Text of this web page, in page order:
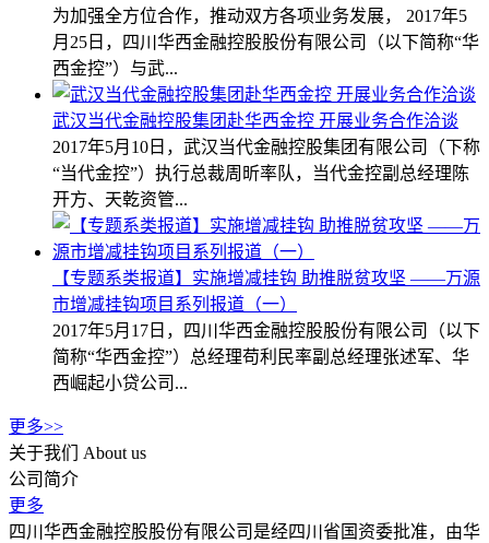
为加强全方位合作，推动双方各项业务发展， 2017年5
月25日，四川华西金融控股股份有限公司（以下简称“华
西金控”）与武...
武汉当代金融控股集团赴华西金控 开展业务合作洽谈
2017年5月10日，武汉当代金融控股集团有限公司（下称
“当代金控”）执行总裁周昕率队，当代金控副总经理陈
开方、天乾资管...
【专题系类报道】实施增减挂钩 助推脱贫攻坚 ——万源
市增减挂钩项目系列报道（一）
2017年5月17日，四川华西金融控股股份有限公司（以下
简称“华西金控”）总经理苟利民率副总经理张述军、华
西崛起小贷公司...
更多>>
关于我们
About us
公司简介
更多
四川华西金融控股股份有限公司是经四川省国资委批准，由华